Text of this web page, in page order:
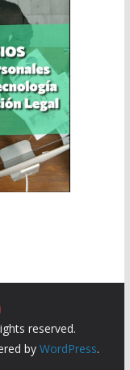
reserved.
by WordPress.